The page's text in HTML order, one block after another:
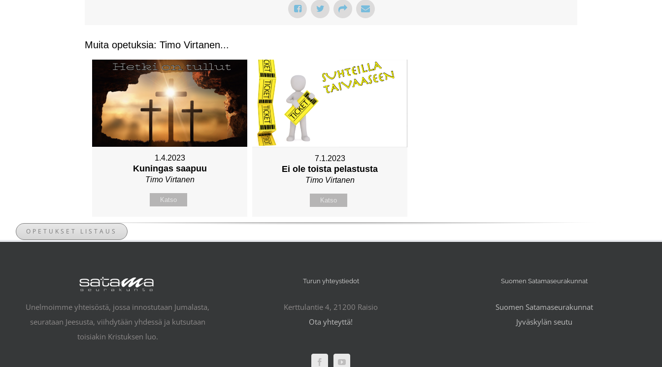
Muita opetuksia: Timo Virtanen...
1.4.2023
Kuningas saapuu
Timo Virtanen
Katso
7.1.2023
Ei ole toista pelastusta
Timo Virtanen
Katso
OPETUKSET LISTAUS
Unelmoimme yhteisöstä, jossa innostutaan Jumalasta,
seurataan Jeesusta, viihdytään yhdessä ja kutsutaan
toisiakin Kristuksen luo.
Turun yhteystiedot
Kerttulantie 4, 21200 Raisio
Ota yhteyttä!
Suomen Satamaseurakunnat
Suomen Satamaseurakunnat
Jyväskylän seutu